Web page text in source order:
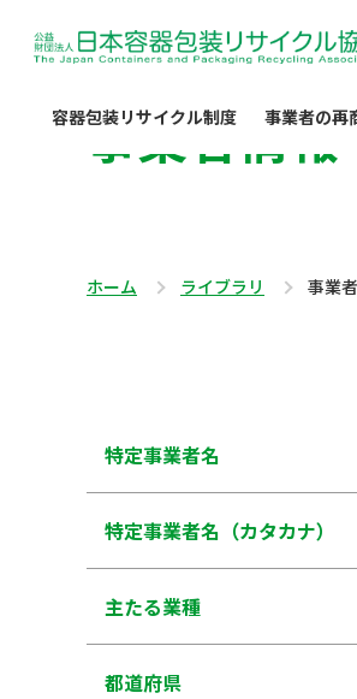
容器包装リサイクル制度 事業者の再
事業者情報
ホーム ライブラリ 事業
特定事業者名
特定事業者名（カタカナ）
主たる業種
都道府県